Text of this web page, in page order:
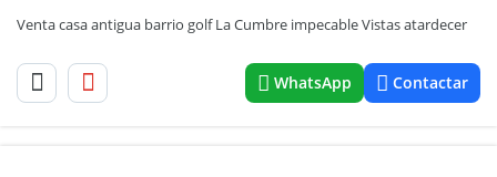
Venta casa antigua barrio golf La Cumbre impecable Vistas atardecer
WhatsApp Contactar